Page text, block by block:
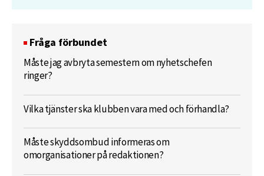
Fråga förbundet
Måste jag avbryta semestern om nyhetschefen
ringer?
Vilka tjänster ska klubben vara med och förhandla?
Måste skyddsombud informeras om
omorganisationer på redaktionen?